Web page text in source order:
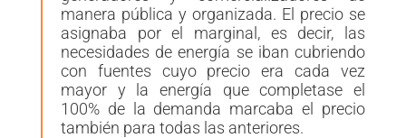
manera pública y organizada. El precio se
asignaba por el marginal, es decir, las
necesidades de energía se iban cubriendo
con fuentes cuyo precio era cada vez
mayor y la energía que completase el
100% de la demanda marcaba el precio
también para todas las anteriores.